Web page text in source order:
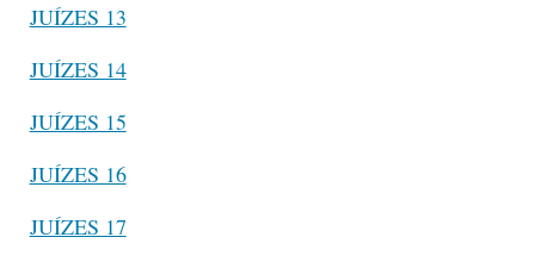
JUÍZES 13
JUÍZES 14
JUÍZES 15
JUÍZES 16
JUÍZES 17